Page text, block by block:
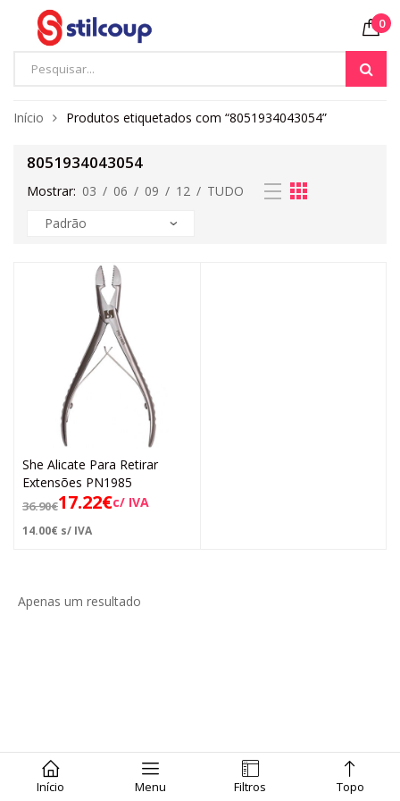
0
Início Menu Filtros Topo
Início Produtos etiquetados com “8051934043054”
8051934043054
Mostrar: 03 / 06 / 09 / 12 / TUDO
She Alicate Para Retirar
Extensões PN1985
36.90€17.22€c/ IVA
14.00€ s/ IVA
Apenas um resultado